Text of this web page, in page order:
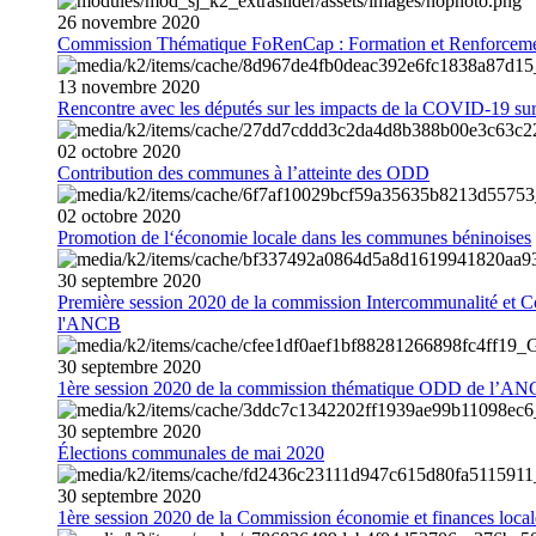
26 novembre 2020
Commission Thématique FoRenCap : Formation et
13 novembre 2020
Rencontre avec les députés sur les impacts de la COVID-19
02 octobre 2020
Contribution des communes à l’atteinte des ODD
02 octobre 2020
Promotion de l‘économie locale dans les communes béninoises
30 septembre 2020
Première session 2020 de la commission Intercommunalité et
l'ANCB
30 septembre 2020
1ère session 2020 de la commission thématique ODD de
30 septembre 2020
Élections communales de mai 2020
30 septembre 2020
1ère session 2020 de la Commission économie et finances